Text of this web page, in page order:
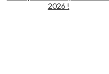
2026 !